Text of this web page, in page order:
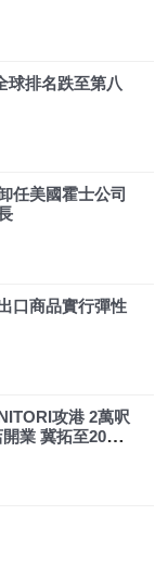
球排名跌至第八
任美國霍士公司
口商品實行彈性
攻港 2萬呎
業 冀拓至20分